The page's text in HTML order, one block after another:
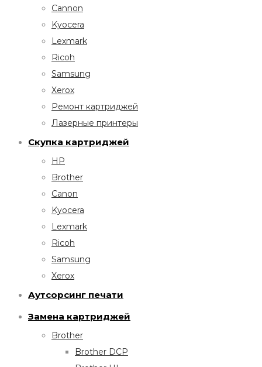
Cannon
Kyocera
Lexmark
Ricoh
Samsung
Xerox
Ремонт картриджей
Лазерные принтеры
Скупка картриджей
HP
Brother
Canon
Kyocera
Lexmark
Ricoh
Samsung
Xerox
Аутсорсинг печати
Замена картриджей
Brother
Brother DCP